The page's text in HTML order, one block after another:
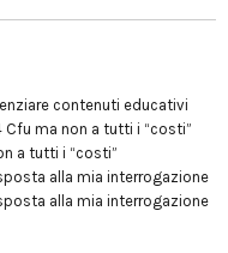
contenuti educativi
ma non a tutti i “costi”
a tutti i “costi”
alla mia interrogazione
alla mia interrogazione